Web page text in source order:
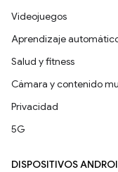
Videojuegos
Aprendizaje
Salud y fitness
Cámara y contenido
Privacidad
5G
DISPOSITIVOS